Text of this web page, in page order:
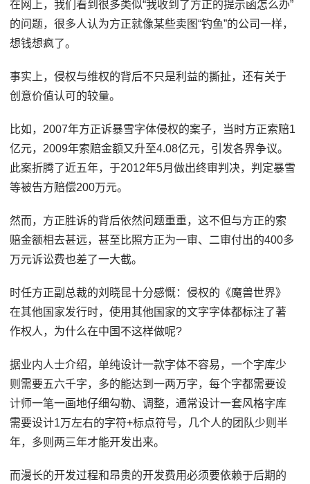
在网上，我们看到很多类似“我收到了方正的提示函怎么办”
的问题，很多人认为方正就像某些卖图“钓鱼”的公司一样，
想钱想疯了。
事实上，侵权与维权的背后不只是利益的撕扯，还有关于
创意价值认可的较量。
比如，2007年方正诉暴雪字体侵权的案子，当时方正索赔1
亿元，2009年索赔金额又升至4.08亿元，引发各界争议。
此案折腾了近五年，于2012年5月做出终审判决，判定暴雪
等被告方赔偿200万元。
然而，方正胜诉的背后依然问题重重，这不但与方正的索
赔金额相去甚远，甚至比照方正为一审、二审付出的400多
万元诉讼费也差了一大截。
时任方正副总裁的刘晓昆十分感慨：侵权的《魔兽世界》
在其他国家发行时，使用其他国家的文字字体都标注了著
作权人，为什么在中国不这样做呢?
据业内人士介绍，单纯设计一款字体不容易，一个字库少
则需要五六千字，多的能达到一两万字，每个字都需要设
计师一笔一画地仔细勾勒、调整，通常设计一套风格字库
需要设计1万左右的字符+标点符号，几个人的团队少则半
年，多则两三年才能开发出来。
而漫长的开发过程和昂贵的开发费用必须要依赖于后期的